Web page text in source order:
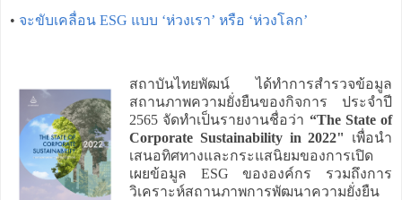
• จะขับเคลื่อน ESG แบบ ‘ห่วงเรา’ หรือ ‘ห่วงโลก’
สถาบันไทยพัฒน์ ได้ทำการสำรวจข้อมูล
สถานภาพความยั่งยืนของกิจการ ประจำปี
2565 จัดทำเป็นรายงานชื่อว่า “The State of
Corporate Sustainability in 2022"
เพื่อนำ
เสนอทิศทางและกระแสนิยมของการเปิด
เผยข้อมูล ESG ขององค์กร รวมถึงการ
วิเคราะห์สถานภาพการพัฒนาความยั่งยืน